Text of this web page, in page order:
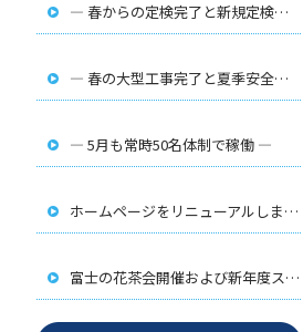
― 春からの定検完了と新規定検工事 ―
― 春の大型工事完了と夏季安全対策 ―
― 5月も常時50名体制で稼働 ―
ホームページをリニューアルしました
富士の花茶会開催および新年度スタート